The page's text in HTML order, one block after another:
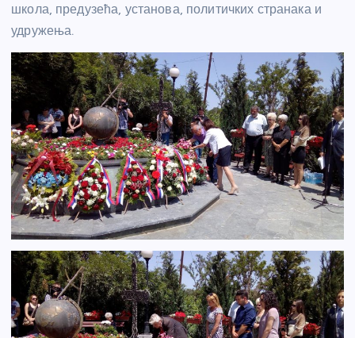
школа, предузећа, установа, политичких странака и
удружења.